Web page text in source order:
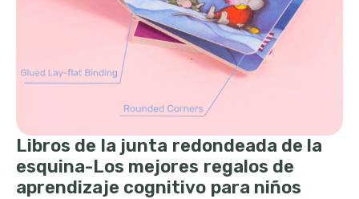
Libros de la junta redondeada de la
esquina-Los mejores regalos de
aprendizaje cognitivo para niños